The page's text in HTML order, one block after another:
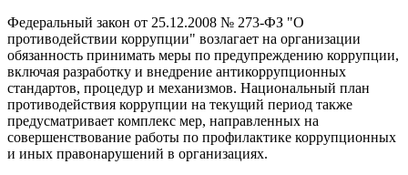
Федеральный закон от 25.12.2008 № 273-ФЗ "О
противодействии коррупции" возлагает на организации
обязанность принимать меры по предупреждению коррупции,
включая разработку и внедрение антикоррупционных
стандартов, процедур и механизмов. Национальный план
противодействия коррупции на текущий период также
предусматривает комплекс мер, направленных на
совершенствование работы по профилактике коррупционных
и иных правонарушений в организациях.